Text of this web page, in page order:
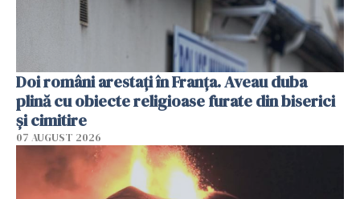
Doi români arestați în Franța. Aveau duba
plină cu obiecte religioase furate din biserici
și cimitire
07 AUGUST 2026